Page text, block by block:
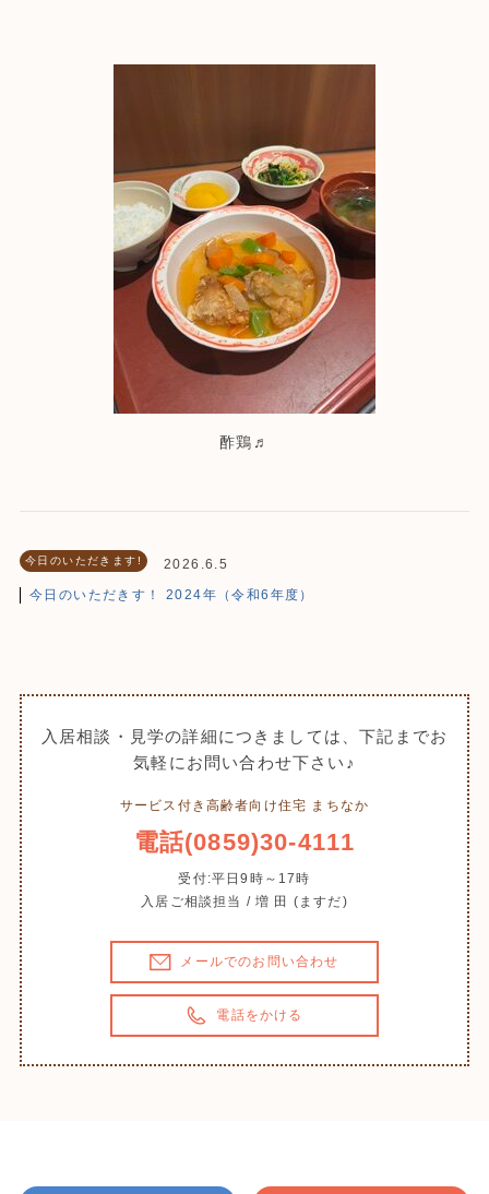
酢鶏♬
今日のいただきます!
2026.6.5
今日のいただきす！ 2024年（令和6年度）
入居相談・見学の詳細につきましては、下記までお
気軽にお問い合わせ下さい♪
サービス付き高齢者向け住宅 まちなか
電話(0859)30-4111
受付:平日9時～17時
入居ご相談担当 / 増 田 (ますだ)
メールでのお問い合わせ
電話をかける